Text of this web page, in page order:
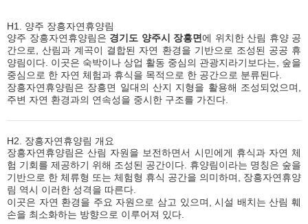
H1. 양주 장흥자연휴양림
양주 장흥자연휴양림은 경기도 양주시 장흥면에 위치한 산림 휴양 공
간으로, 산림과 계곡이 결합된 자연 환경을 기반으로 조성된 공공 휴
양림이다. 이곳은 숙박이나 상업 활동 중심의 관광지라기보다는, 숲을
중심으로 한 자연 체험과 휴식을 목적으로 한 공간으로 분류된다.
장흥자연휴양림은 장흥면 일대의 산지 지형을 활용해 조성되었으며,
주변 자연 환경과의 연속성을 중시한 구조를 가진다.
H2. 장흥자연휴양림 개요
장흥자연휴양림은 산림 자원을 보전하면서 시민에게 휴식과 자연 체
험 기회를 제공하기 위해 조성된 공간이다. 휴양림이라는 명칭은 숲을
기반으로 한 체류형 또는 체험형 휴식 공간을 의미하며, 장흥자연휴양
림 역시 이러한 성격을 따른다.
이곳은 자연 환경을 주요 자원으로 삼고 있으며, 시설 배치는 산림 훼
손을 최소화하는 방향으로 이루어져 있다.